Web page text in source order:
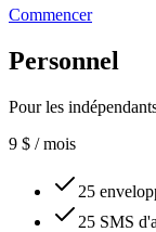
Commencer
Personnel
Pour les
9 $ / mois
25
25 SMS